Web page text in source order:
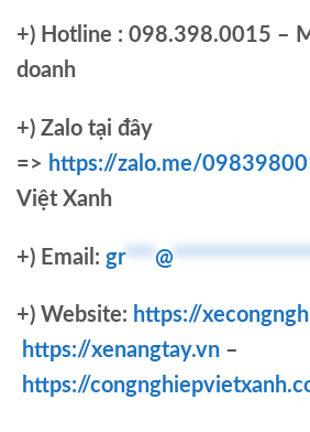
+) Hotline : 098.398.0015 –
doanh
+) Zalo tại đây
=> https://zalo.me/
Việt Xanh
+) Email: gr***@
+) Website: https://
https://xenangtay.vn –
https://